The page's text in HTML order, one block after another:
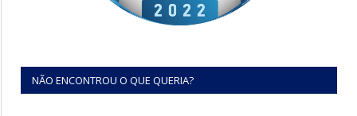
NÃO ENCONTROU O QUE QUERIA?